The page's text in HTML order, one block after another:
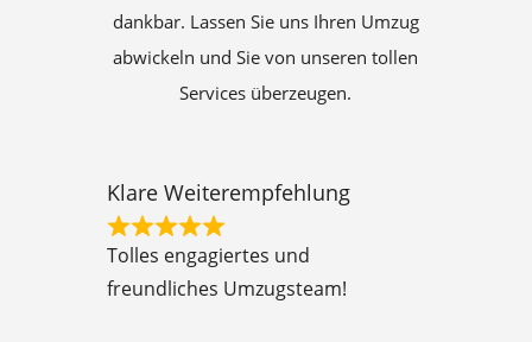
dankbar. Lassen Sie uns Ihren Umzug
abwickeln und Sie von unseren tollen
Services überzeugen.
Klare Weiterempfehlung
R
a
Tolles engagiertes und
freundliches Umzugsteam!